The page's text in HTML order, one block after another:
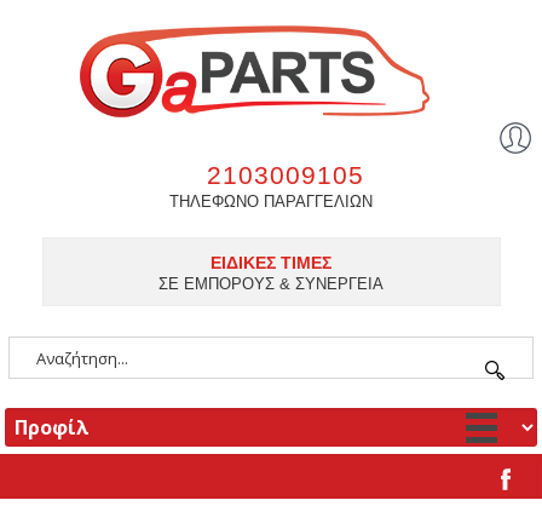
2103009105
ΤΗΛΕΦΩΝΟ ΠΑΡΑΓΓΕΛΙΩΝ
ΕΙΔΙΚΕΣ ΤΙΜΕΣ
ΣΕ ΕΜΠΟΡΟΥΣ & ΣΥΝΕΡΓΕΙΑ